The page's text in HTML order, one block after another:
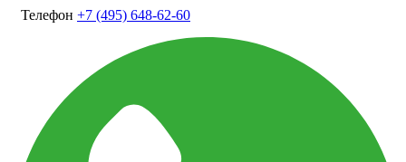
Телефон +7 (495) 648-62-60